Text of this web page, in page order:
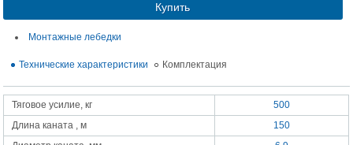
Купить
Монтажные лебедки
Технические характеристики Комплектация
Тяговое усилие, кг
500
Длина каната , м
150